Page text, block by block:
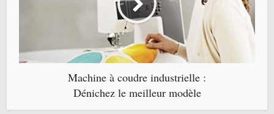
Machine à coudre industrielle :
Dénichez le meilleur modèle